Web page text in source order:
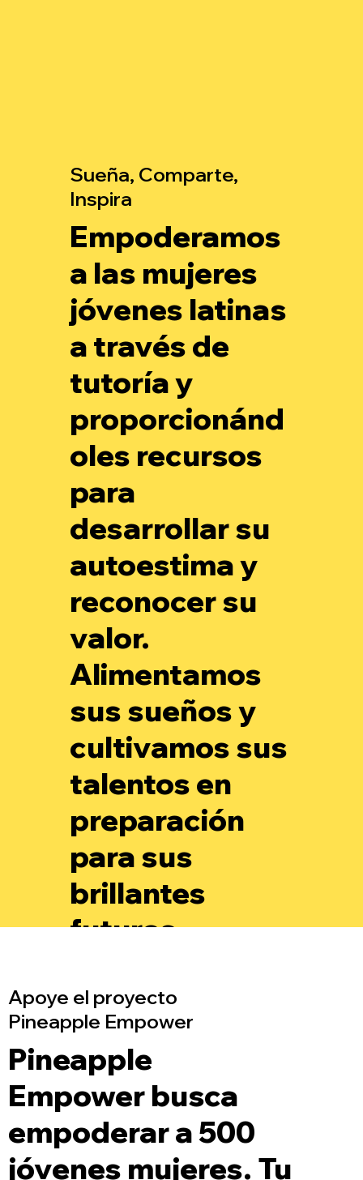
Sueña, Comparte,
Inspira
Empoderamos
a las mujeres
jóvenes latinas
a través de
tutoría y
proporcionánd
oles recursos
para
desarrollar su
autoestima y
reconocer su
valor.
Alimentamos
sus sueños y
cultivamos sus
talentos en
preparación
para sus
brillantes
futuros.
Apoye el proyecto
Pineapple Empower
Pineapple
Empower busca
empoderar a 500
jóvenes mujeres. Tu